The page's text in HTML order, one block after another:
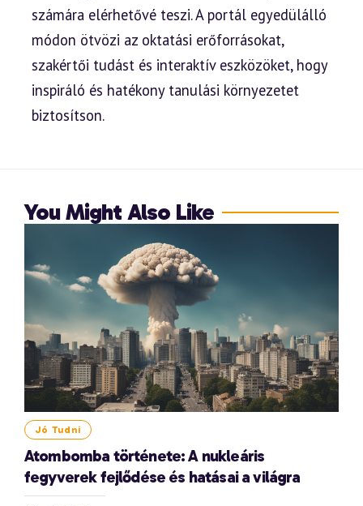
számára elérhetővé teszi. A portál egyedülálló
módon ötvözi az oktatási erőforrásokat,
szakértői tudást és interaktív eszközöket, hogy
inspiráló és hatékony tanulási környezetet
biztosítson.
You Might Also Like
Jó Tudni
Atombomba története: A nukleáris
fegyverek fejlődése és hatásai a világra